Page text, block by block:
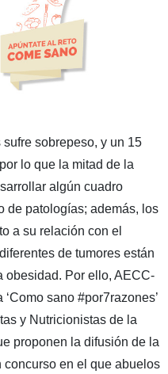
sobrepeso, y un 15
lo que la mitad de la
algún cuadro
de patologías; además, los
a su relación con el
de tumores están
obesidad. Por ello, AECC-
sano #por7razones’
y Nutricionistas de la
proponen la difusión de la
en el que abuelos